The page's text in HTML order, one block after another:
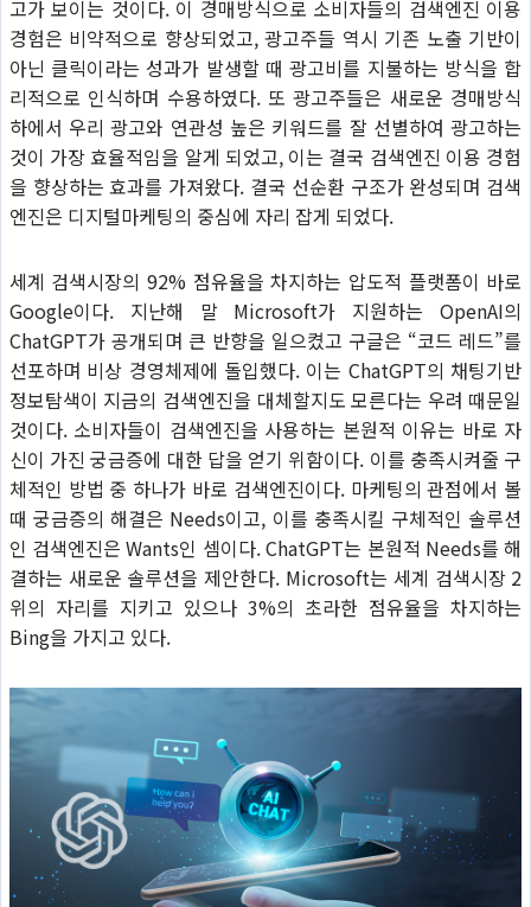
고가 보이는 것이다. 이 경매방식으로 소비자들의 검색엔진 이용
경험은 비약적으로 향상되었고, 광고주들 역시 기존 노출 기반이
아닌 클릭이라는 성과가 발생할 때 광고비를 지불하는 방식을 합
리적으로 인식하며 수용하였다. 또 광고주들은 새로운 경매방식
하에서 우리 광고와 연관성 높은 키워드를 잘 선별하여 광고하는
것이 가장 효율적임을 알게 되었고, 이는 결국 검색엔진 이용 경험
을 향상하는 효과를 가져왔다. 결국 선순환 구조가 완성되며 검색
엔진은 디지털마케팅의 중심에 자리 잡게 되었다.
세계 검색시장의 92% 점유율을 차지하는 압도적 플랫폼이 바로
Google이다. 지난해 말 Microsoft가 지원하는 OpenAI의
ChatGPT가 공개되며 큰 반향을 일으켰고 구글은 “코드 레드”를
선포하며 비상 경영체제에 돌입했다. 이는 ChatGPT의 채팅기반
정보탐색이 지금의 검색엔진을 대체할지도 모른다는 우려 때문일
것이다. 소비자들이 검색엔진을 사용하는 본원적 이유는 바로 자
신이 가진 궁금증에 대한 답을 얻기 위함이다. 이를 충족시켜줄 구
체적인 방법 중 하나가 바로 검색엔진이다. 마케팅의 관점에서 볼
때 궁금증의 해결은 Needs이고, 이를 충족시킬 구체적인 솔루션
인 검색엔진은 Wants인 셈이다. ChatGPT는 본원적 Needs를 해
결하는 새로운 솔루션을 제안한다. Microsoft는 세계 검색시장 2
위의 자리를 지키고 있으나 3%의 초라한 점유율을 차지하는
Bing을 가지고 있다.